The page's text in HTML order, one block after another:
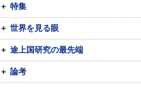
特集
世界を見る眼
途上国研究の最先端
論考